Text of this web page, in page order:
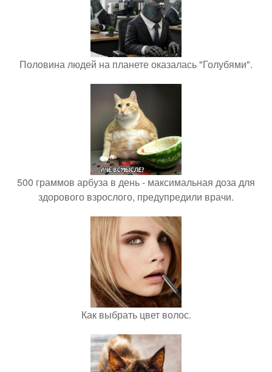
Половина людей на планете оказалась "Голубями".
500 граммов арбуза в день - максимальная доза для
здорового взрослого, предупредили врачи.
Как выбрать цвет волос.